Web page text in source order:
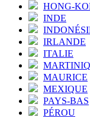
HONG-
INDE
IRLANDE
ITALIE
MAURICE
MEXIQUE
PAYS-BAS
PÉROU